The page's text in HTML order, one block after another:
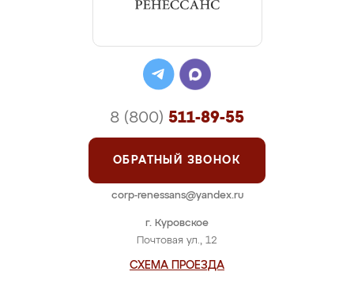
г. Куровское
Почтовая ул., 12
СХЕМА ПРОЕЗДА
8 (800) 511-89-55
ОБРАТНЫЙ ЗВОНОК
corp-renessans@yandex.ru